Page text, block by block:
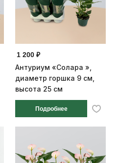
1 200 ₽
Антуриум «Солара »,
диаметр горшка 9 см,
высота 25 см
Подробнее